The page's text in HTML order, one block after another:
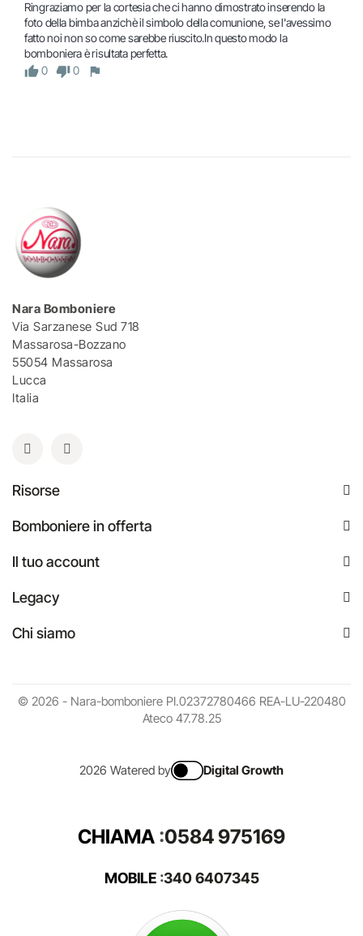
Ringraziamo per la cortesia che ci hanno dimostrato inserendo la
foto della bimba anzichè il simbolo della comunione, se l'avessimo
fatto noi non so come sarebbe riuscito.In questo modo la
bomboniera è risultata perfetta.
0
0
Nara Bomboniere
Via Sarzanese Sud 718
Massarosa-Bozzano
55054 Massarosa
Lucca
Italia
Risorse
Bomboniere in offerta
Il tuo account
Legacy
Chi siamo
© 2026 - Nara-bomboniere PI.02372780466 REA-LU-220480
Ateco 47.78.25
2026 Watered by Digital Growth
CHIAMA :0584 975169
MOBILE:340 6407345